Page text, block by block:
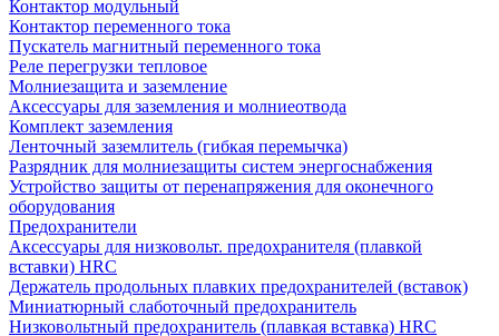
Контактор модульный
Контактор переменного тока
Пускатель магнитный переменного тока
Реле перегрузки тепловое
Молниезащита и заземление
Аксессуары для заземления и молниеотвода
Комплект заземления
Ленточный заземлитель (гибкая перемычка)
Разрядник для молниезащиты систем энергоснабжения
Устройство защиты от перенапряжения для оконечного
оборудования
Предохранители
Аксессуары для низковольт. предохранителя (плавкой
вставки) HRC
Держатель продольных плавких предохранителей (вставок)
Миниатюрный слаботочный предохранитель
Низковольтный предохранитель (плавкая вставка) HRC